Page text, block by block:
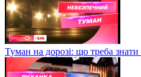
Туман на дорозі: що треба знати